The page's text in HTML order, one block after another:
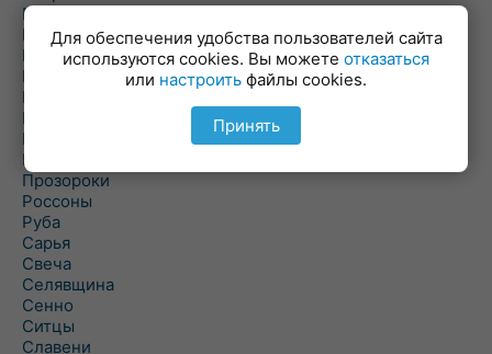
Пальминка
Парафьяново
Плисса
Повятье
Погоща
Подсвилье
Полоцк
Поставы
Прозороки
Россоны
Руба
Сарья
Свеча
Селявщина
Сенно
Ситцы
Славени
Для обеспечения удобства пользователей сайта
используются cookies. Вы можете отказаться
или настроить файлы cookies.
Принять